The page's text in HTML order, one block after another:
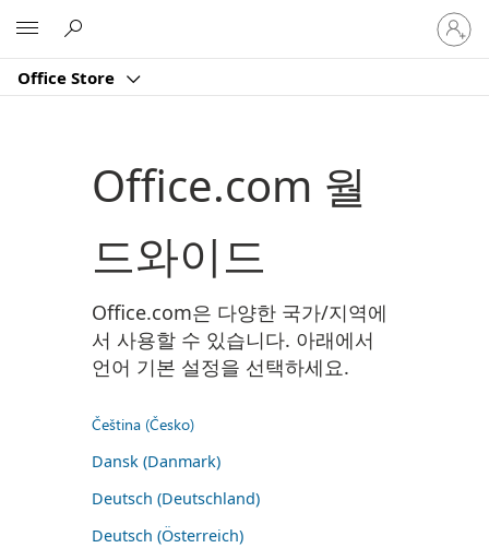
Office Store
귀
하
계
Office.com 월
드와이드
Office.com은 다양한 국가/지역에
서 사용할 수 있습니다. 아래에서
언어 기본 설정을 선택하세요.
Čeština (Česko)
Dansk (Danmark)
Deutsch (Deutschland)
Deutsch (Österreich)